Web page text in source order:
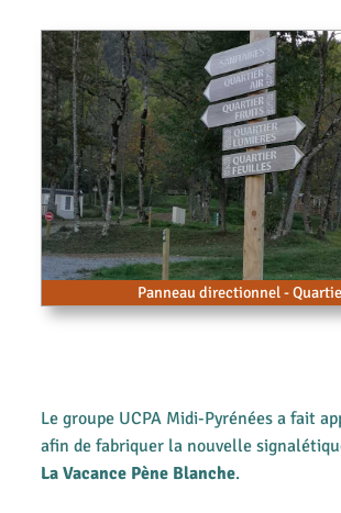
Panneau directionnel -
Le groupe UCPA Midi-Pyrénées a fait
afin de fabriquer la nouvelle
La Vacance Pène Blanche.